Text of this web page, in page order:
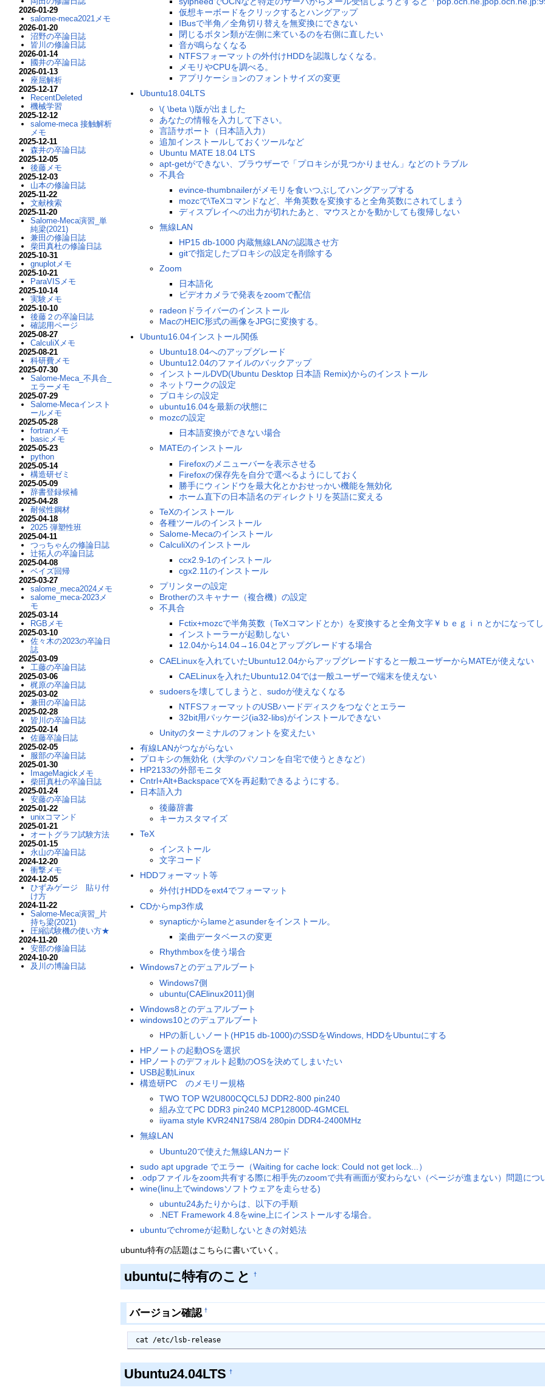
仮想キーボードをクリックするとハングアップ
IBusで半角／全角切り替えを無変換にできない
閉じるボタン類が左側に来ているのを右側に直したい
音が鳴らなくなる
NTFSフォーマットの外付けHDDを認識しなくなる。
メモリやCPUを調べる。
アプリケーションのフォントサイズの変更
Ubuntu18.04LTS
\( \beta \)版が出ました
あなたの情報を入力して下さい。
言語サポート（日本語入力）
追加インストールしておくツールなど
Ubuntu MATE 18.04 LTS
apt-getができない、ブラウザーで「プロキシが見つかりません」などのトラブル
不具合
evince-thumbnailerがメモリを食いつぶしてハングアップする
mozcで\TeXコマンドなど、半角英数を変換すると全角英数にされてしまう
ディスプレイへの出力が切れたあと、マウスとかを動かしても復帰しない
無線LAN
HP15 db-1000 内蔵無線LANの認識させ方
gitで指定したプロキシの設定を削除する
Zoom
日本語化
ビデオカメラで発表をzoomで配信
radeonドライバーのインストール
MacのHEIC形式の画像をJPGに変換する。
Ubuntu16.04インストール関係
Ubuntu18.04へのアップグレード
Ubuntu12.04のファイルのバックアップ
インストールDVD(Ubuntu Desktop 日本語 Remix)からのインストール
ネットワークの設定
プロキシの設定
ubuntu16.04を最新の状態に
mozcの設定
日本語変換ができない場合
MATEのインストール
Firefoxのメニューバーを表示させる
Firefoxの保存先を自分で選べるようにしておく
勝手にウィンドウを最大化とかおせっかい機能を無効化
ホーム直下の日本語名のディレクトリを英語に変える
TeXのインストール
各種ツールのインストール
Salome-Mecaのインストール
CalculiXのインストール
ccx2.9-1のインストール
cgx2.11のインストール
プリンターの設定
Brotherのスキャナー（複合機）の設定
不具合
Fctix+mozcで半角英数（TeXコマンドとか）を変換すると全角文字￥ｂｅｇｉｎとかになって
インストーラーが起動しない
12.04から14.04→16.04とアップグレードする場合
CAELinuxを入れていたUbuntu12.04からアップグレードすると一般ユーザーからMATEが使えない
CAELinuxを入れたUbuntu12.04では一般ユーザーで端末を使えない
sudoersを壊してしまうと、sudoが使えなくなる
NTFSフォーマットのUSBハードディスクをつなぐとエラー
32bit用パッケージ(ia32-libs)がインストールできない
Unityのターミナルのフォントを変えたい
有線LANがつながらない
プロキシの無効化（大学のパソコンを自宅で使うときなど）
HP2133の外部モニタ
Cntrl+Alt+BackspaceでXを再起動できるようにする。
日本語入力
後藤辞書
キーカスタマイズ
TeX
インストール
文字コード
HDDフォーマット等
外付けHDDをext4でフォーマット
CDからmp3作成
synapticからlameとasunderをインストール。
楽曲データベースの変更
Rhythmboxを使う場合
Windows7とのデュアルブート
Windows7側
ubuntu(CAElinux2011)側
Windows8とのデュアルブート
windows10とのデュアルブート
HPの新しいノート(HP15 db-1000)のSSDをWindows, HDDをUbuntuにする
HPノートの起動OSを選択
HPノートのデフォルト起動のOSを決めてしまいたい
USB起動Linux
構造研PC のメモリー規格
TWO TOP W2U800CQCL5J DDR2-800 pin240
組み立てPC DDR3 pin240 MCP12800D-4GMCEL
iiyama style KVR24N17S8/4 280pin DDR4-2400MHz
無線LAN
Ubuntu20で使えた無線LANカード
sudo apt upgrade でエラー（Waiting for cache lock: Could not get lock...）
.odpファイルをzoom共有する際に相手先のzoomで共有画面が変わらない（ページが進まない）問題につ
wine(linu上でwindowsソフトウェアを走らせる)
ubuntu24あたりからは、以下の手順
.NET Framework 4.8をwine上にインストールする場合。
ubuntuでchromeが起動しないときの対処法
ubuntu特有の話題はこちらに書いていく。
ubuntuに特有のこと †
バージョン確認 †
cat /etc/lsb-release
Ubuntu24.04LTS †
2026-01-29
salome-meca2021メモ
2026-01-20
沼野の卒論日誌
皆川の修論日誌
2026-01-14
國井の卒論日誌
2026-01-13
座屈解析
2025-12-17
RecentDeleted
機械学習
2025-12-12
salome-meca 接触解析
メモ
2025-12-11
森井の卒論日誌
2025-12-05
後藤メモ
2025-12-03
山本の修論日誌
2025-11-22
文献検索
2025-11-20
Salome-Meca演習_単
純梁(2021)
兼田の修論日誌
柴田真杜の修論日誌
2025-10-31
gnuplotメモ
2025-10-21
ParaVISメモ
2025-10-14
実験メモ
2025-10-10
後藤２の卒論日誌
確認用ページ
2025-08-27
CalculiXメモ
2025-08-21
科研費メモ
2025-07-30
Salome-Meca_不具合_
エラーメモ
2025-07-29
Salome-Mecaインスト
ールメモ
2025-05-28
fortranメモ
basicメモ
2025-05-23
python
2025-05-14
構造研ゼミ
2025-05-09
辞書登録候補
2025-04-28
耐候性鋼材
2025-04-18
2025 弾塑性班
2025-04-11
つっちゃんの修論日誌
辻拓人の卒論日誌
2025-04-08
ベイズ回帰
2025-03-27
salome_meca2024メモ
salome_meca-2023メ
モ
2025-03-14
RGBメモ
2025-03-10
佐々木の2023の卒論日
誌
2025-03-09
工藤の卒論日誌
2025-03-06
梶原の卒論日誌
2025-03-02
兼田の卒論日誌
2025-02-28
皆川の卒論日誌
2025-02-14
佐藤卒論日誌
2025-02-05
服部の卒論日誌
2025-01-30
ImageMagickメモ
柴田真杜の卒論日誌
2025-01-24
安藤の卒論日誌
2025-01-22
unixコマンド
2025-01-21
オートグラフ試験方法
2025-01-15
永山の卒論日誌
2024-12-20
衝撃メモ
2024-12-05
ひずみゲージ 貼り付
け方
2024-11-22
Salome-Meca演習_片
持ち梁(2021)
圧縮試験機の使い方★
2024-11-20
安部の修論日誌
2024-10-20
及川の博論日誌